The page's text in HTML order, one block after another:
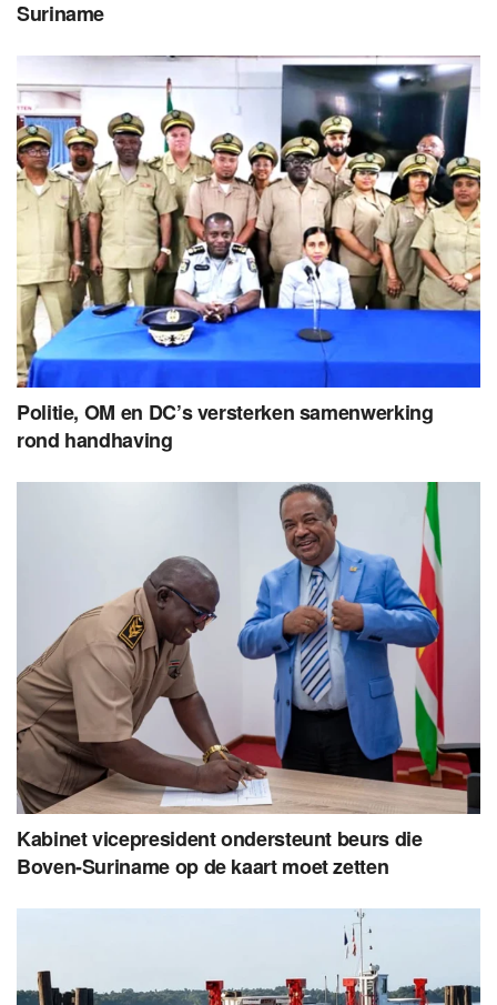
Suriname
Politie, OM en DC’s versterken samenwerking
rond handhaving
Kabinet vicepresident ondersteunt beurs die
Boven-Suriname op de kaart moet zetten